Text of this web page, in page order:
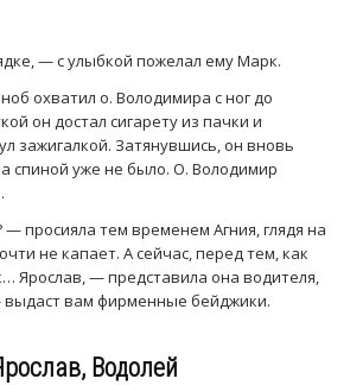
— с улыбкой пожелал ему Марк.
охватил о. Володимира с ног до
он достал сигарету из пачки и
зажигалкой. Затянувшись, он вновь
спиной уже не было. О. Володимир
просияла тем временем Агния, глядя на
не капает. А сейчас, перед тем, как
Ярослав, — представила она водителя,
выдаст вам фирменные бейджики.
Водолей